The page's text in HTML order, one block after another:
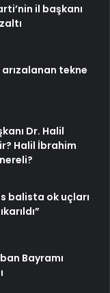
il başkanı
arızalanan tekne
Dr. Halil
Halil İbrahim
balista ok uçları
Bayramı